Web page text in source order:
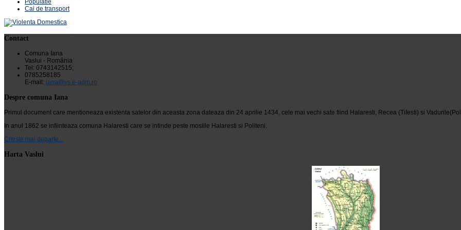
Populatie
Cai de transport
Contact
Comuna Iana
Vaslui - România
Tel: 0743142515;
0785258185
E-mail: iana@vs.e-adm.ro
Despre comuna Iana
Primul document care mentioneaza existenta satelor din aceasta zona dateaza din 24 aprilie 1434, cele mai vechi sate fiind Halaresti, Recea (Tifesti) si
In anul 1862 se infiinteaza comuna Halaresti care se intinde peste mosiile Halaresti si Politeni.
Citeste mai departe...
Harta Vaslui